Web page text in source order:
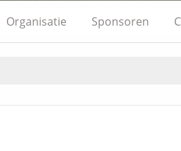
Organisatie Sponsoren